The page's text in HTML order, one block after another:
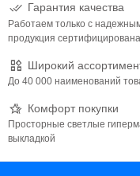
Гарантия качества
Работаем только с
продукция сертифицирована
Широкий
До 40 000 наименований
Комфорт покупки
Просторные светлые
выкладкой